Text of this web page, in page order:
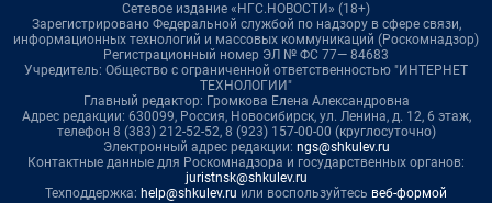
Сетевое издание «НГС.НОВОСТИ» (18+)
Зарегистрировано Федеральной службой по надзору в сфере связи,
информационных технологий и массовых коммуникаций (Роскомнадзор)
Регистрационный номер ЭЛ № ФС 77— 84683
Учредитель: Общество с ограниченной ответственностью "ИНТЕРНЕТ
ТЕХНОЛОГИИ"
Главный редактор: Громкова Елена Александровна
Адрес редакции: 630099, Россия, Новосибирск, ул. Ленина, д. 12, 6 этаж,
телефон 8 (383) 212-52-52, 8 (923) 157-00-00 (круглосуточно)
Электронный адрес редакции: ngs@shkulev.ru
Контактные данные для Роскомнадзора и государственных органов:
juristnsk@shkulev.ru
Техподдержка: help@shkulev.ru или воспользуйтесь веб-формой